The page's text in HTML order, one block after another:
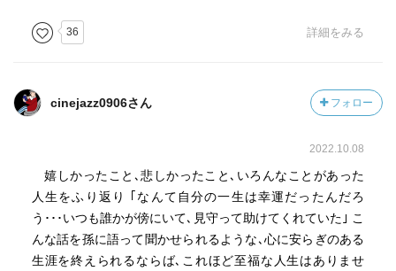
36 詳細をみる
cinejazz0906さん フォロー
2022.10.08
嬉しかったこと､悲しかったこと､いろんなことがあった
人生をふり返り ｢なんて自分の一生は幸運だったんだろ
う･･･いつも誰かが傍にいて､見守って助けてくれていた｣ こ
んな話を孫に語って聞かせられるような､心に安らぎのある
生涯を終えられるならば､これほど至福な人生はありませ